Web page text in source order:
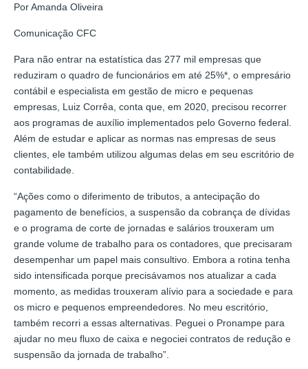
Por Amanda Oliveira
Comunicação CFC
Para não entrar na estatística das 277 mil empresas que
reduziram o quadro de funcionários em até 25%*, o empresário
contábil e especialista em gestão de micro e pequenas
empresas, Luiz Corrêa, conta que, em 2020, precisou recorrer
aos programas de auxílio implementados pelo Governo federal.
Além de estudar e aplicar as normas nas empresas de seus
clientes, ele também utilizou algumas delas em seu escritório de
contabilidade.
“Ações como o diferimento de tributos, a antecipação do
pagamento de benefícios, a suspensão da cobrança de dívidas
e o programa de corte de jornadas e salários trouxeram um
grande volume de trabalho para os contadores, que precisaram
desempenhar um papel mais consultivo. Embora a rotina tenha
sido intensificada porque precisávamos nos atualizar a cada
momento, as medidas trouxeram alívio para a sociedade e para
os micro e pequenos empreendedores. No meu escritório,
também recorri a essas alternativas. Peguei o Pronampe para
ajudar no meu fluxo de caixa e negociei contratos de redução e
suspensão da jornada de trabalho”.